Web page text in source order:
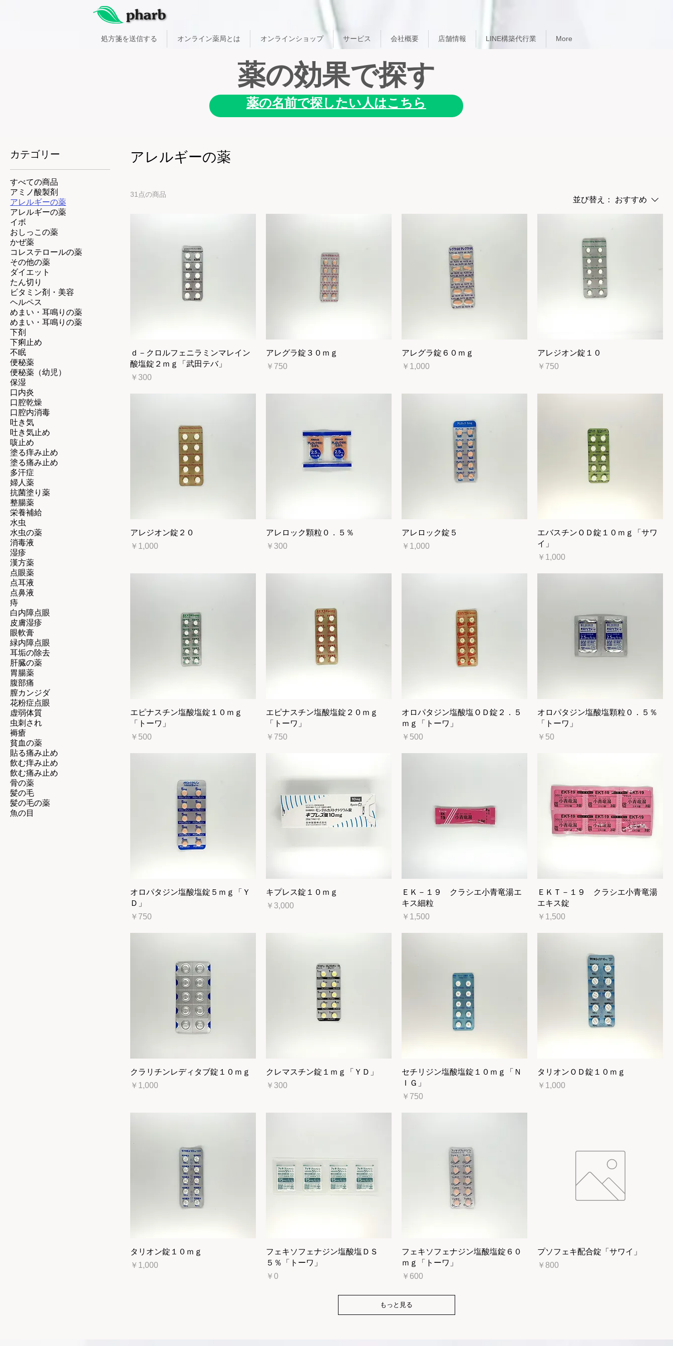
処方箋を送信する オンライン薬局とは オンラインショップ サービス 会社概要 店舗情報 LINE構築代行業 More
薬の効果で探す
薬の名前で探したい人はこちら
カテゴリー
すべての商品
アミノ酸製剤
アレルギーの薬
アレルギーの薬
イボ
おしっこの薬
かぜ薬
コレステロールの薬
その他の薬
ダイエット
たん切り
ビタミン剤・美容
ヘルペス
めまい・耳鳴りの薬
めまい・耳鳴りの薬
下剤
下痢止め
不眠
便秘薬
便秘薬（幼児）
保湿
口内炎
口腔乾燥
口腔内消毒
吐き気
吐き気止め
咳止め
塗る痒み止め
塗る痛み止め
多汗症
婦人薬
抗菌塗り薬
整腸薬
栄養補給
水虫
水虫の薬
消毒液
湿疹
漢方薬
点眼薬
点耳液
点鼻液
痔
白内障点眼
皮膚湿疹
眼軟膏
緑内障点眼
耳垢の除去
肝臓の薬
胃腸薬
腹部痛
膣カンジダ
花粉症点眼
虚弱体質
虫刺され
褥瘡
貧血の薬
貼る痛み止め
飲む痒み止め
飲む痛み止め
骨の薬
髪の毛
髪の毛の薬
魚の目
アレルギーの薬
31点の商品
並び替え： おすすめ
ｄ－クロルフェニラミンマレイン
酸塩錠２ｍｇ「武田テバ」
価格
￥300
アレグラ錠３０ｍｇ
価格
￥750
アレグラ錠６０ｍｇ
価格
￥1,000
アレジオン錠１０
価格
￥750
アレジオン錠２０
価格
￥1,000
アレロック顆粒０．５％
価格
￥300
アレロック錠５
価格
￥1,000
エバスチンＯＤ錠１０ｍｇ「サワ
イ」
価格
￥1,000
エピナスチン塩酸塩錠１０ｍｇ
「トーワ」
価格
￥500
エピナスチン塩酸塩錠２０ｍｇ
「トーワ」
価格
￥750
オロパタジン塩酸塩ＯＤ錠２．５
ｍｇ「トーワ」
価格
￥500
オロパタジン塩酸塩顆粒０．５％
「トーワ」
価格
￥50
オロパタジン塩酸塩錠５ｍｇ「Ｙ
Ｄ」
価格
￥750
キプレス錠１０ｍｇ
価格
￥3,000
ＥＫ－１９ クラシエ小青竜湯エ
キス細粒
価格
￥1,500
ＥＫＴ－１９ クラシエ小青竜湯
エキス錠
価格
￥1,500
クラリチンレディタブ錠１０ｍｇ
価格
￥1,000
クレマスチン錠１ｍｇ「ＹＤ」
価格
￥300
セチリジン塩酸塩錠１０ｍｇ「Ｎ
ＩＧ」
価格
￥750
タリオンＯＤ錠１０ｍｇ
価格
￥1,000
タリオン錠１０ｍｇ
価格
￥1,000
フェキソフェナジン塩酸塩ＤＳ
５％「トーワ」
価格
￥0
フェキソフェナジン塩酸塩錠６０
ｍｇ「トーワ」
価格
￥600
プソフェキ配合錠「サワイ」
価格
￥800
もっと見る